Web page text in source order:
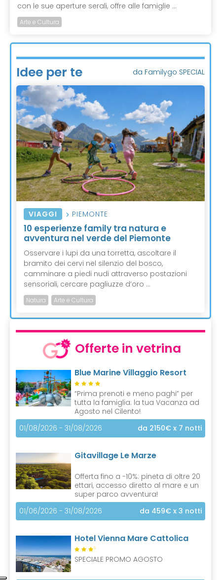
con le sue aperture serali, offre alle famiglie ...
Arte e Cultura
Idee per te da Familygo SPECIAL
VIAGGI PIEMONTE
10 esperienze family tra natura e
avventura nel verde del Piemonte
Osservare i lupi da una torretta, ascoltare il
bramito dei cervi nel silenzio del bosco,
camminare a piedi nudi attraverso postazioni
sensoriali, cercare pagliuzze d’oro ...
Natura Arte e Cultura
Offerte in vetrina
Blue Marine Villaggio Resort
“Prima prenoti e meno paghi” per
tutta la famiglia: la tua Vacanza ad
Agosto nel Cilento!
01/08/2026 - 31/08/2026
da 2150€ x 7 notti
Gitavillage Le Marze
Offerta fino a -10%: pineta di oltre 20
ettari, accesso diretto al mare e un
super parco avventura!
01/06/2026 - 31/08/2026
da 459€ x 3 notti
Hotel Vienna Mare Cattolica
S
SPECIALE PROMO AGOSTO